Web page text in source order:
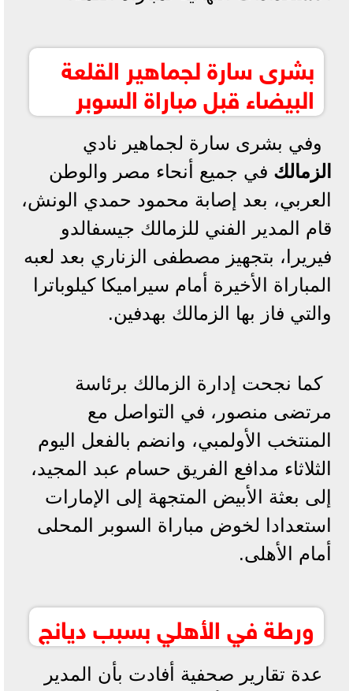
بشرى سارة لجماهير القلعة
البيضاء قبل مباراة السوبر
وفي بشرى سارة لجماهير نادي
الزمالك في جميع أنحاء مصر والوطن
العربي، بعد إصابة محمود حمدي الونش،
قام المدير الفني للزمالك جيسفالدو
فيريرا، بتجهيز مصطفى الزناري بعد لعبه
المباراة الأخيرة أمام سيراميكا كيلوباترا
والتي فاز بها الزمالك بهدفين.
كما نجحت إدارة الزمالك برئاسة
مرتضى منصور، في التواصل مع
المنتخب الأولمبي، وانضم بالفعل اليوم
الثلاثاء مدافع الفريق حسام عبد المجيد،
إلى بعثة الأبيض المتجهة إلى الإمارات
استعدادا لخوض مباراة السوبر المحلى
أمام الأهلى.
ورطة في الأهلي بسبب ديانج
عدة تقارير صحفية أفادت بأن المدير